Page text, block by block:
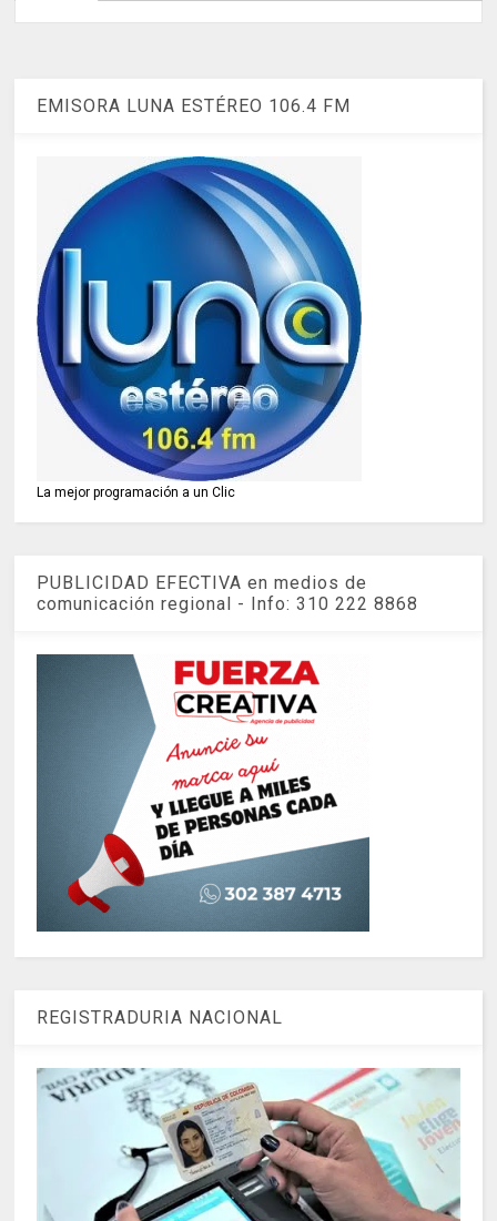
EMISORA LUNA ESTÉREO 106.4 FM
La mejor programación a un Clic
PUBLICIDAD EFECTIVA en medios de
comunicación regional - Info: 310 222 8868
REGISTRADURIA NACIONAL